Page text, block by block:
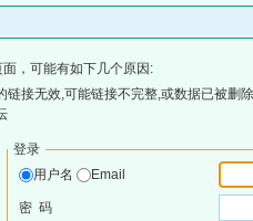
，可能有如下几个原因:
链接无效,可能链接不完整,或数据已被删
登录
用户名
Email
密 码